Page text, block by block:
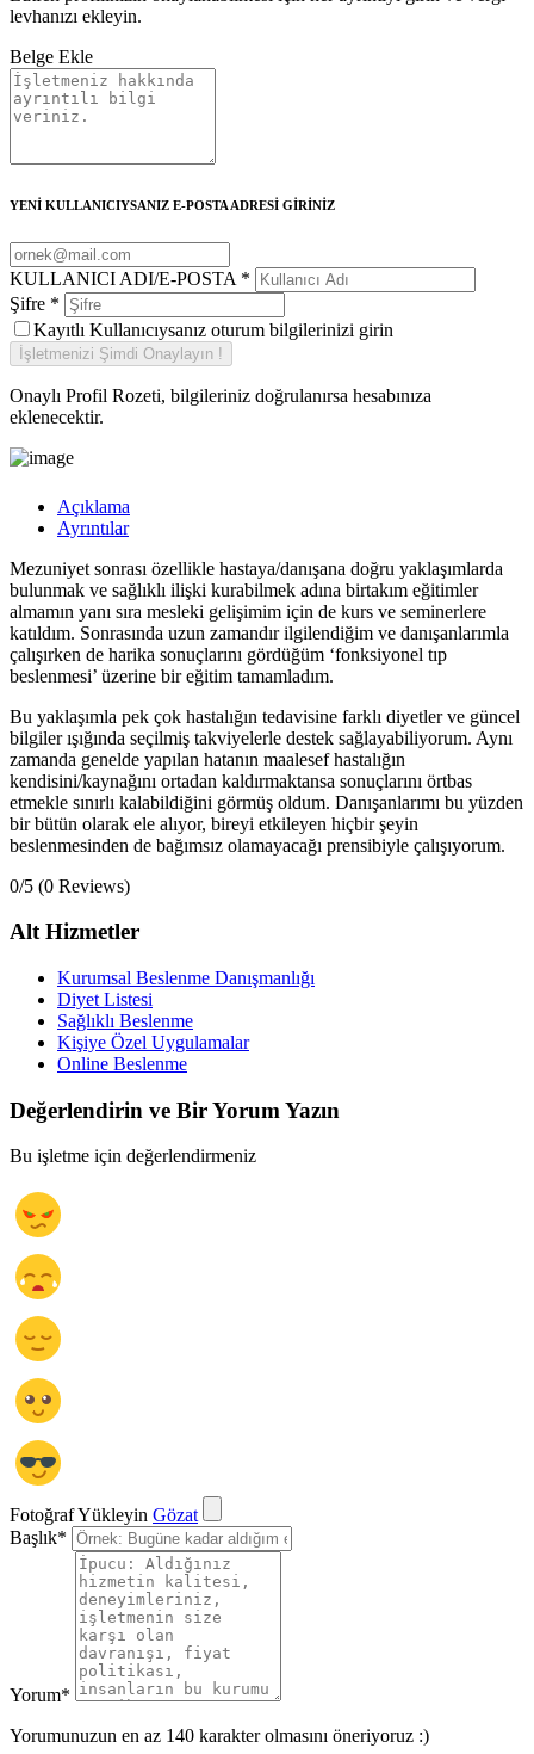
levhanızı ekleyin.
Belge Ekle
YENİ KULLANICIYSANIZ E-POSTA ADRESİ GİRİNİZ
KULLANICI ADI/E-POSTA *
Şifre *
Kayıtlı Kullanıcıysanız oturum bilgilerinizi girin
Onaylı Profil Rozeti, bilgileriniz doğrulanırsa hesabınıza
eklenecektir.
Açıklama
Ayrıntılar
Mezuniyet sonrası özellikle hastaya/danışana doğru yaklaşımlarda
bulunmak ve sağlıklı ilişki kurabilmek adına birtakım eğitimler
almamın yanı sıra mesleki gelişimim için de kurs ve seminerlere
katıldım. Sonrasında uzun zamandır ilgilendiğim ve danışanlarımla
çalışırken de harika sonuçlarını gördüğüm ‘fonksiyonel tıp
beslenmesi’ üzerine bir eğitim tamamladım.
Bu yaklaşımla pek çok hastalığın tedavisine farklı diyetler ve güncel
bilgiler ışığında seçilmiş takviyelerle destek sağlayabiliyorum. Aynı
zamanda genelde yapılan hatanın maalesef hastalığın
kendisini/kaynağını ortadan kaldırmaktansa sonuçlarını örtbas
etmekle sınırlı kalabildiğini görmüş oldum. Danışanlarımı bu yüzden
bir bütün olarak ele alıyor, bireyi etkileyen hiçbir şeyin
beslenmesinden de bağımsız olamayacağı prensibiyle çalışıyorum.
0/5 (0 Reviews)
Alt Hizmetler
Kurumsal Beslenme Danışmanlığı
Diyet Listesi
Sağlıklı Beslenme
Kişiye Özel Uygulamalar
Online Beslenme
Değerlendirin ve Bir Yorum Yazın
Bu işletme için değerlendirmeniz
Fotoğraf Yükleyin Gözat
Başlık*
Yorum*
Yorumunuzun en az 140 karakter olmasını öneriyoruz :)